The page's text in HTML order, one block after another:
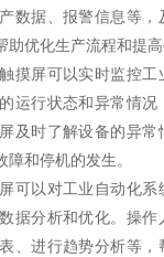
数据、报警信息等，
优化生产流程和提高
摸屏可以实时监控工
运行状态和异常情况
及时了解设备的异常
和停机的发生。
可以对工业自动化系
据分析和优化。操作
、进行趋势分析等，